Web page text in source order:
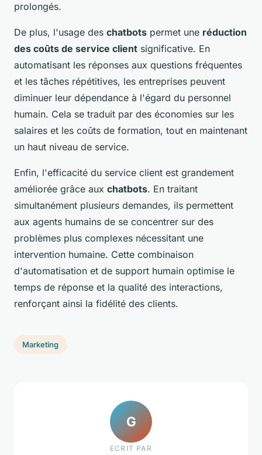
prolongés.
De plus, l'usage des chatbots permet une réduction
des coûts de service client significative. En
automatisant les réponses aux questions fréquentes
et les tâches répétitives, les entreprises peuvent
diminuer leur dépendance à l'égard du personnel
humain. Cela se traduit par des économies sur les
salaires et les coûts de formation, tout en maintenant
un haut niveau de service.
Enfin, l'efficacité du service client est grandement
améliorée grâce aux chatbots. En traitant
simultanément plusieurs demandes, ils permettent
aux agents humains de se concentrer sur des
problèmes plus complexes nécessitant une
intervention humaine. Cette combinaison
d'automatisation et de support humain optimise le
temps de réponse et la qualité des interactions,
renforçant ainsi la fidélité des clients.
Marketing
G
ECRIT PAR